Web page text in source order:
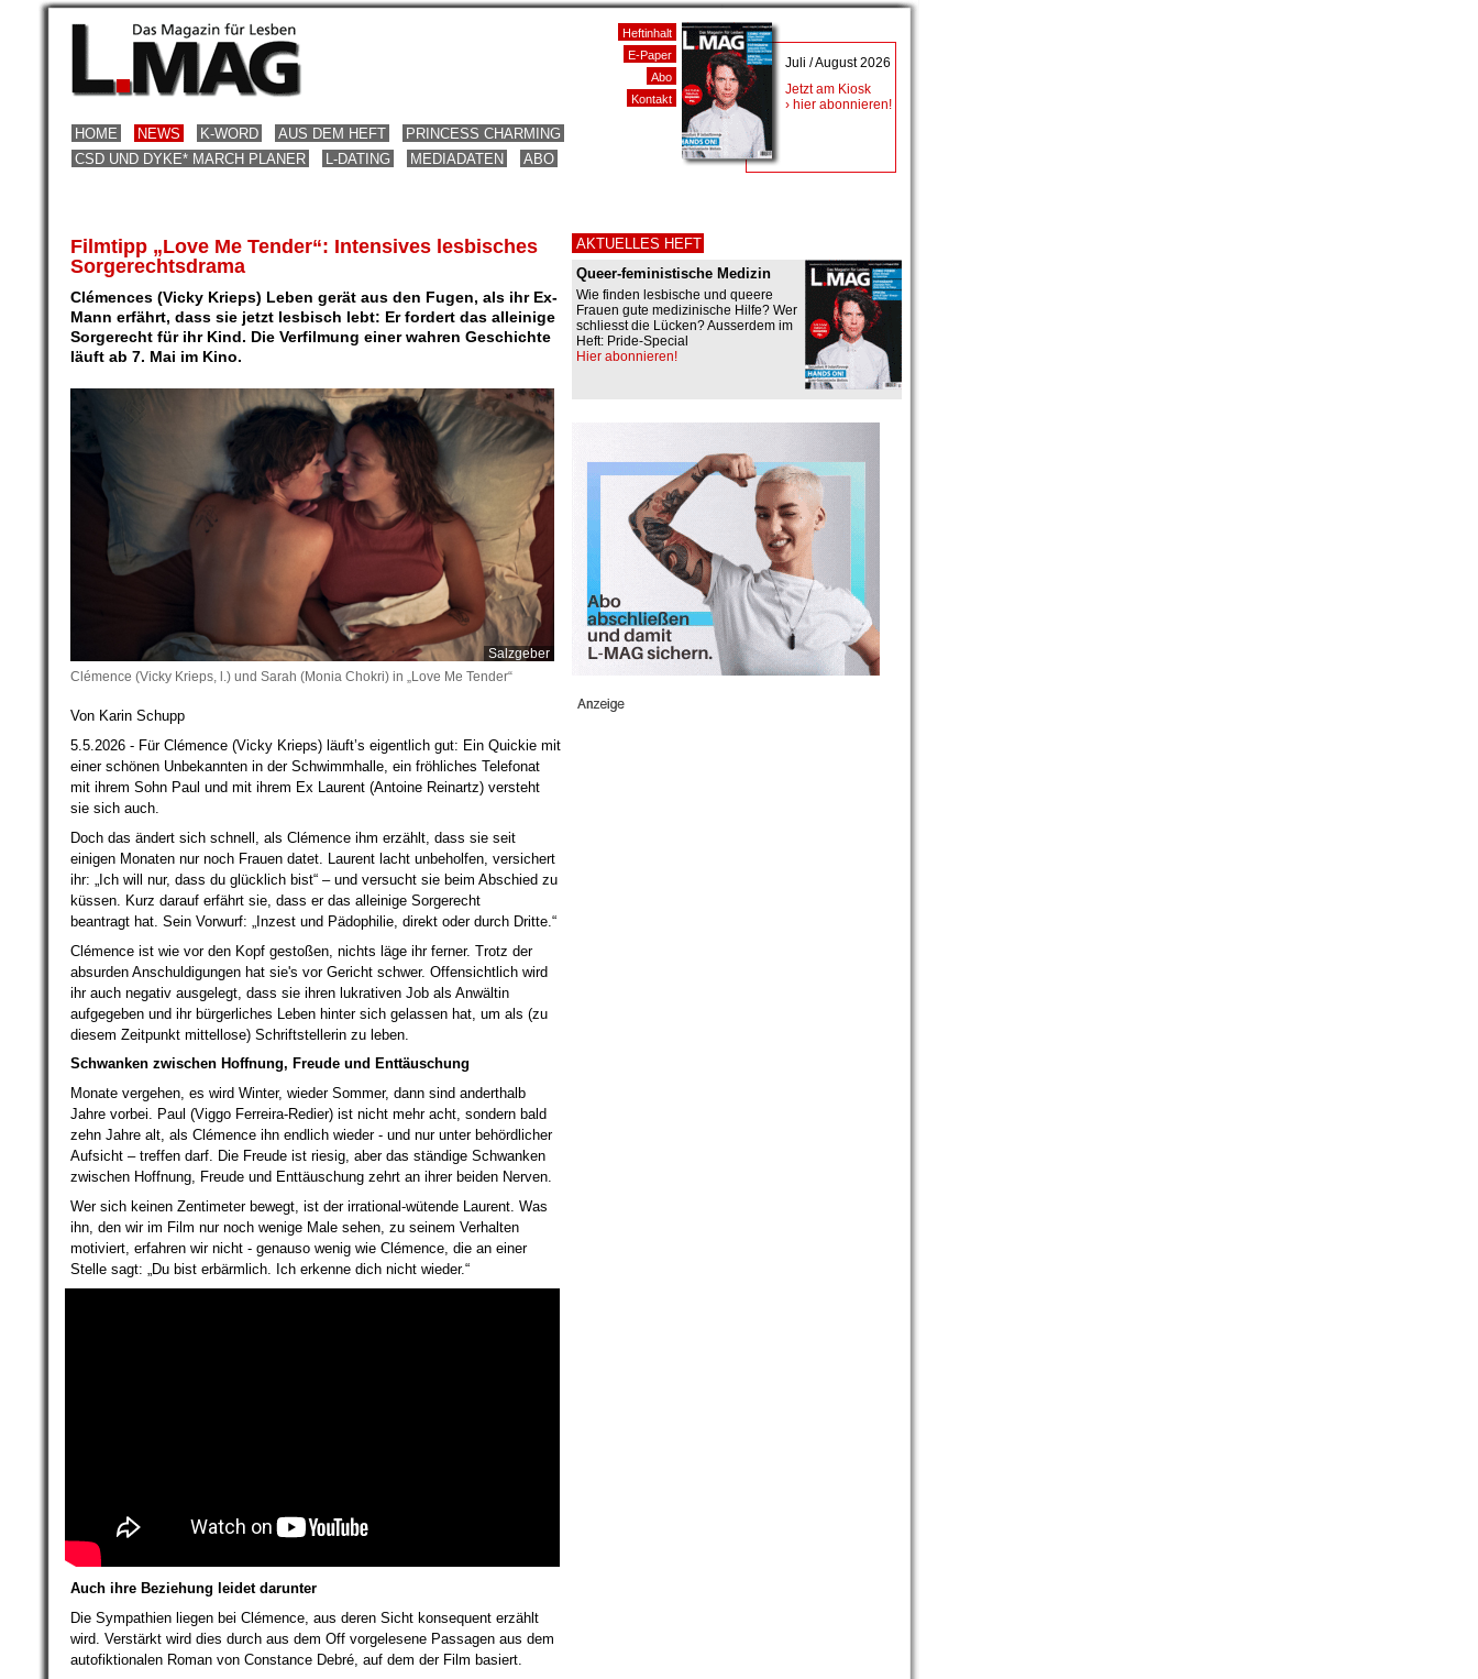
HOME NEWS K-WORD AUS DEM HEFT
PRINCESS CHARMING
CSD UND DYKE* MARCH PLANER
L-DATING MEDIADATEN ABO
Filmtipp „Love Me Tender“: Intensives lesbisches
Sorgerechtsdrama
Clémences (Vicky Krieps) Leben gerät aus den Fugen, als ihr Ex-
Mann erfährt, dass sie jetzt lesbisch lebt: Er fordert das alleinige
Sorgerecht für ihr Kind. Die Verfilmung einer wahren Geschichte
läuft ab 7. Mai im Kino.
Salzgeber
Clémence (Vicky Krieps, l.) und Sarah (Monia Chokri) in „Love Me Tender“
Von Karin Schupp
5.5.2026 - Für Clémence (Vicky Krieps) läuft’s eigentlich gut: Ein Quickie mit
einer schönen Unbekannten in der Schwimmhalle, ein fröhliches Telefonat
mit ihrem Sohn Paul und mit ihrem Ex Laurent (Antoine Reinartz) versteht
sie sich auch.
Doch das ändert sich schnell, als Clémence ihm erzählt, dass sie seit
einigen Monaten nur noch Frauen datet. Laurent lacht unbeholfen, versichert
ihr: „Ich will nur, dass du glücklich bist“ – und versucht sie beim Abschied zu
küssen. Kurz darauf erfährt sie, dass er das alleinige Sorgerecht
beantragt hat. Sein Vorwurf: „Inzest und Pädophilie, direkt oder durch Dritte.“
Clémence ist wie vor den Kopf gestoßen, nichts läge ihr ferner. Trotz der
absurden Anschuldigungen hat sie's vor Gericht schwer. Offensichtlich wird
ihr auch negativ ausgelegt, dass sie ihren lukrativen Job als Anwältin
aufgegeben und ihr bürgerliches Leben hinter sich gelassen hat, um als (zu
diesem Zeitpunkt mittellose) Schriftstellerin zu leben.
Schwanken zwischen Hoffnung, Freude und Enttäuschung
Monate vergehen, es wird Winter, wieder Sommer, dann sind anderthalb
Jahre vorbei. Paul (Viggo Ferreira-Redier) ist nicht mehr acht, sondern bald
zehn Jahre alt, als Clémence ihn endlich wieder - und nur unter behördlicher
Aufsicht – treffen darf. Die Freude ist riesig, aber das ständige Schwanken
zwischen Hoffnung, Freude und Enttäuschung zehrt an ihrer beiden Nerven.
Wer sich keinen Zentimeter bewegt, ist der irrational-wütende Laurent. Was
ihn, den wir im Film nur noch wenige Male sehen, zu seinem Verhalten
motiviert, erfahren wir nicht - genauso wenig wie Clémence, die an einer
Stelle sagt: „Du bist erbärmlich. Ich erkenne dich nicht wieder.“
Auch ihre Beziehung leidet darunter
Die Sympathien liegen bei Clémence, aus deren Sicht konsequent erzählt
wird. Verstärkt wird dies durch aus dem Off vorgelesene Passagen aus dem
autofiktionalen Roman von Constance Debré, auf dem der Film basiert.
AKTUELLES HEFT
Queer-feministische Medizin
Wie finden lesbische und queere
Frauen gute medizinische Hilfe? Wer
schliesst die Lücken? Ausserdem im
Heft: Pride-Special
Hier abonnieren!
Heftinhalt
E-Paper
Abo
Kontakt
Juli / August 2026
Jetzt am Kiosk
› hier abonnieren!